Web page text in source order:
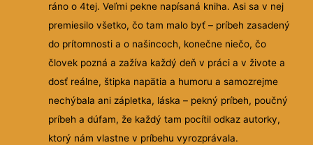
ráno o 4tej. Veľmi pekne napísaná kniha. Asi sa v nej
premiesilo všetko, čo tam malo byť – príbeh zasadený
do prítomnosti a o našincoch, konečne niečo, čo
človek pozná a zažíva každý deň v práci a v živote a
dosť reálne, štipka napätia a humoru a samozrejme
nechýbala ani zápletka, láska – pekný príbeh, poučný
príbeh a dúfam, že každý tam pocítil odkaz autorky,
ktorý nám vlastne v príbehu vyrozprávala.